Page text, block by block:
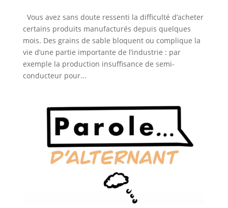
Vous avez sans doute ressenti la difficulté d’acheter
certains produits manufacturés depuis quelques
mois. Des grains de sable bloquent ou complique la
vie d’une partie importante de l’industrie : par
exemple la production insuffisance de semi-
conducteur pour...